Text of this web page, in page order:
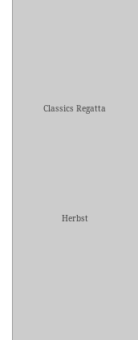
Classics Regatta
Herbst